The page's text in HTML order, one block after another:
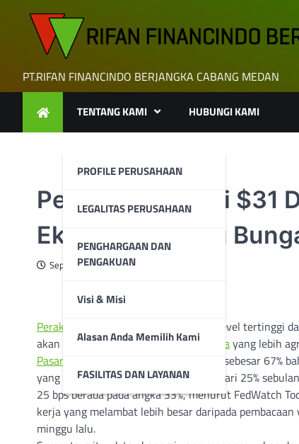
PT.RIFAN FINANCINDO BERJANGKA CABANG MEDAN
TENTANG KAMI
PROFILE PERUSAHAAN
LEGALITAS PERUSAHAAN
PENGHARGAAN DAN
PENGAKUAN
Visi & Misi
Alasan Anda Memilih Kami
FASILITAS DAN LAYANAN
HUBUNGI KAMI
Perak Mendekati $31
Ekspektasi Suku
September 17, 2024
Perak naik mendekati $31, mencapai level tertinggi
akan memilih pemangkasansuku bungayang lebih
Pasar saat ini memperkirakan peluang sebesar 67%
yang lebih besar pada hari Rabu, naik dari 25%
25 bps berada pada angka 33%, menurut FedWatch
kerja yang melambat lebih besar daripada
minggu lalu.